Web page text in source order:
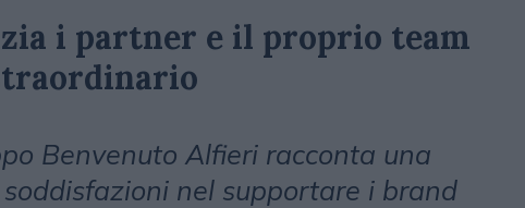
i partner e il proprio team
Benvenuto Alfieri racconta una
nel supportare i brand